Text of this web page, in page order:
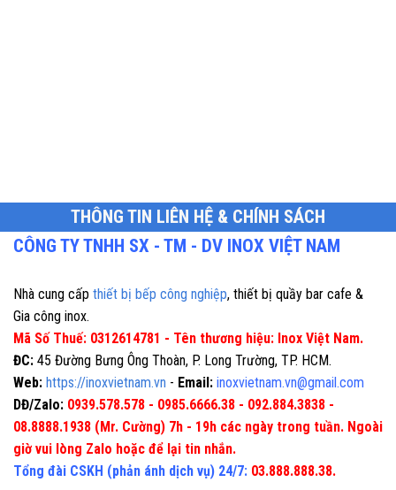
THÔNG TIN LIÊN HỆ & CHÍNH SÁCH
CÔNG TY TNHH SX - TM - DV INOX VIỆT NAM
Nhà cung cấp thiết bị bếp công nghiệp, thiết bị quầy bar cafe &
Gia công inox.
Mã Số Thuế: 0312614781 - Tên thương hiệu: Inox Việt Nam.
ĐC: 45 Đường Bưng Ông Thoàn, P. Long Trường, TP. HCM.
Web: https://inoxvietnam.vn - Email: inoxvietnam.vn@gmail.com
DĐ/Zalo: 0939.578.578 - 0985.6666.38 - 092.884.3838 -
08.8888.1938 (Mr. Cường) 7h - 19h các ngày trong tuần. Ngoài
giờ vui lòng Zalo hoặc để lại tin nhắn.
Tổng đài CSKH (phản ánh dịch vụ) 24/7: 03.888.888.38.